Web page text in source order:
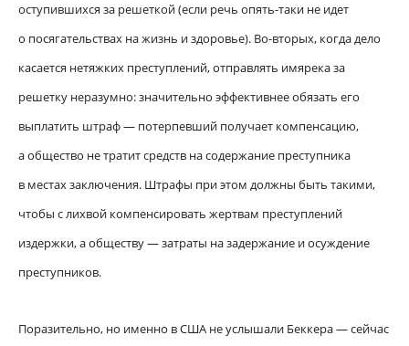
оступившихся за решеткой (если речь опять-таки не идет
о посягательствах на жизнь и здоровье). Во-вторых, когда дело
касается нетяжких преступлений, отправлять имярека за
решетку неразумно: значительно эффективнее обязать его
выплатить штраф — потерпевший получает компенсацию,
а общество не тратит средств на содержание преступника
в местах заключения. Штрафы при этом должны быть такими,
чтобы с лихвой компенсировать жертвам преступлений
издержки, а обществу — затраты на задержание и осуждение
преступников.
Поразительно, но именно в США не услышали Беккера — сейчас